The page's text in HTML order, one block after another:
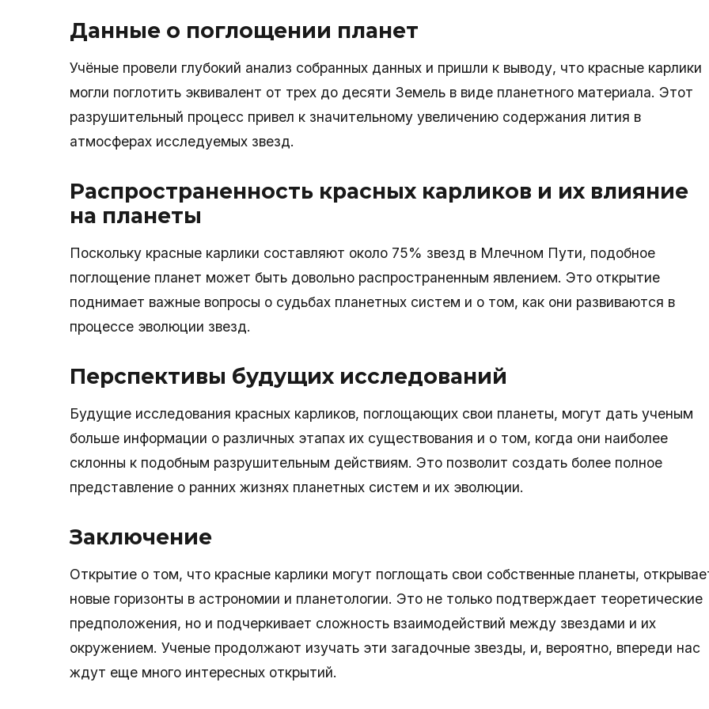
Данные о поглощении планет
Учёные провели глубокий анализ собранных данных и пришли к выводу, что красные карлики
могли поглотить эквивалент от трех до десяти Земель в виде планетного материала. Этот
разрушительный процесс привел к значительному увеличению содержания лития в
атмосферах исследуемых звезд.
Распространенность красных карликов и их влияние
на планеты
Поскольку красные карлики составляют около 75% звезд в Млечном Пути, подобное
поглощение планет может быть довольно распространенным явлением. Это открытие
поднимает важные вопросы о судьбах планетных систем и о том, как они развиваются в
процессе эволюции звезд.
Перспективы будущих исследований
Будущие исследования красных карликов, поглощающих свои планеты, могут дать ученым
больше информации о различных этапах их существования и о том, когда они наиболее
склонны к подобным разрушительным действиям. Это позволит создать более полное
представление о ранних жизнях планетных систем и их эволюции.
Заключение
Открытие о том, что красные карлики могут поглощать свои собственные планеты,
новые горизонты в астрономии и планетологии. Это не только подтверждает теоретические
предположения, но и подчеркивает сложность взаимодействий между звездами и их
окружением. Ученые продолжают изучать эти загадочные звезды, и, вероятно, впереди нас
ждут еще много интересных открытий.